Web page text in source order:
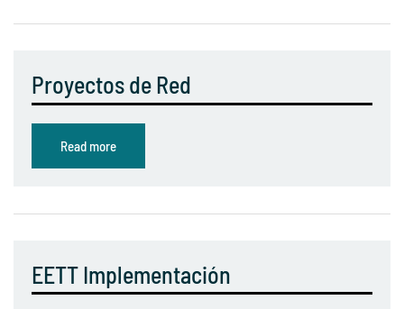
Proyectos de Red
Read more
EETT Implementación